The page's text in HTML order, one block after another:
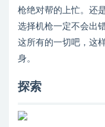
枪绝对帮的上忙。还
选择机枪一定不会出
这所有的一切吧，这
身。
探索